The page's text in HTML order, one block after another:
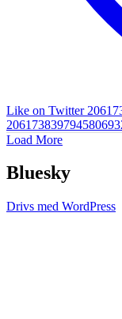
Like on Twitter
Load More
Bluesky
Drivs med WordPress